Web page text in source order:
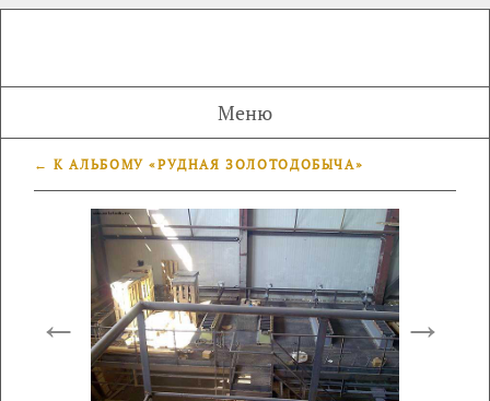
Меню
← К АЛЬБОМУ «РУДНАЯ ЗОЛОТОДОБЫЧА»
← →